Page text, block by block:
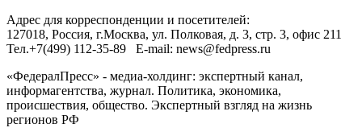
Адрес для корреспонденции и посетителей:
127018, Россия, г.Москва, ул. Полковая, д. 3, стр. 3, офис 211
Тел.+7(499) 112-35-89 E-mail: news@fedpress.ru
«ФедералПресс» - медиа-холдинг: экспертный канал,
информагентства, журнал. Политика, экономика,
происшествия, общество. Экспертный взгляд на жизнь
регионов РФ